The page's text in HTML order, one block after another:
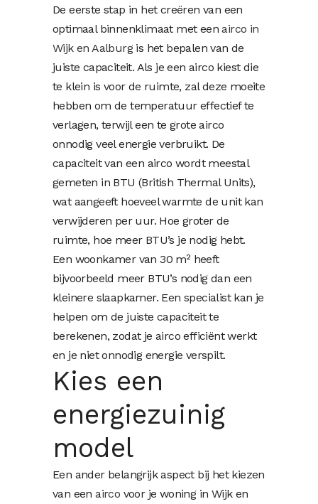
De eerste stap in het creëren van een
optimaal binnenklimaat met eenairco in
Wijk en Aalburgis het bepalen van de
juiste capaciteit. Als je een airco kiest die
te klein is voor de ruimte, zal deze moeite
hebben om de temperatuur effectief te
verlagen, terwijl een te grote airco
onnodig veel energie verbruikt. De
capaciteit van een airco wordt meestal
gemeten in BTU (British Thermal Units),
wat aangeeft hoeveel warmte de unit kan
verwijderen per uur. Hoe groter de
ruimte, hoe meer BTU’s je nodig hebt.
Een woonkamer van 30 m² heeft
bijvoorbeeld meer BTU’s nodig dan een
kleinere slaapkamer. Een specialist kan je
helpen om de juiste capaciteit te
berekenen, zodat je airco efficiënt werkt
en je niet onnodig energie verspilt.
Kies een
energiezuinig
model
Een ander belangrijk aspect bij het kiezen
van eenairco voor je woning in Wijk en